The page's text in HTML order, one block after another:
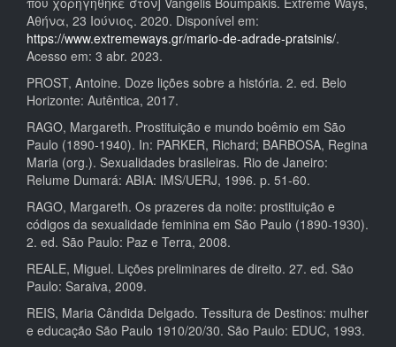
Αθήνα, 23 Ιούνιος. 2020. Disponível em:
https://www.extremeways.gr/mario-de-adrade-pratsinis/.
Acesso em: 3 abr. 2023.
PROST, Antoine. Doze lições sobre a história. 2. ed. Belo
Horizonte: Autêntica, 2017.
RAGO, Margareth. Prostituição e mundo boêmio em São
Paulo (1890-1940). In: PARKER, Richard; BARBOSA, Regina
Maria (org.). Sexualidades brasileiras. Rio de Janeiro:
Relume Dumará: ABIA: IMS/UERJ, 1996. p. 51-60.
RAGO, Margareth. Os prazeres da noite: prostituição e
códigos da sexualidade feminina em São Paulo (1890-1930).
2. ed. São Paulo: Paz e Terra, 2008.
REALE, Miguel. Lições preliminares de direito. 27. ed. São
Paulo: Saraiva, 2009.
REIS, Maria Cândida Delgado. Tessitura de Destinos: mulher
e educação São Paulo 1910/20/30. São Paulo: EDUC, 1993.